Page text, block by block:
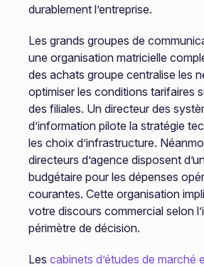
durablement l’entreprise.
Les grands groupes de
une organisation matricielle
des achats groupe centralise les
optimiser les conditions tarifaires
des filiales. Un directeur des
d’information pilote la stratégie
les choix d’infrastructure.
directeurs d’agence disposent
budgétaire pour les dépenses
courantes. Cette organisation
votre discours commercial selon
périmètre de décision.
Les cabinets d’études de marché